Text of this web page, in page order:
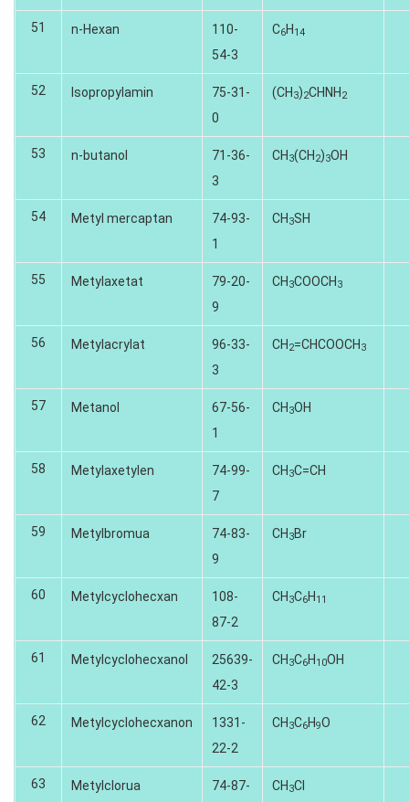
51 n-Hexan
110-
54-3
C6H14
52 Isopropylamin
75-31-
0
(CH3)2CHNH2
53 n-butanol
71-36-
3
CH3(CH2)3OH
54 Metyl mercaptan
74-93-
1
CH3SH
55 Metylaxetat
79-20-
9
CH3COOCH3
56 Metylacrylat
96-33-
3
CH2=CHCOOCH3
57 Metanol
67-56-
1
CH3OH
58 Metylaxetylen
74-99-
7
CH3C=CH
59 Metylbromua
74-83-
9
CH3Br
60 Metylcyclohecxan
108-
87-2
CH3C6H11
61 Metylcyclohecxanol
25639-
42-3
CH3C6H10OH
62 Metylcyclohecxanon
1331-
22-2
CH3C6H9O
63 Metylclorua
74-87-
CH3CI